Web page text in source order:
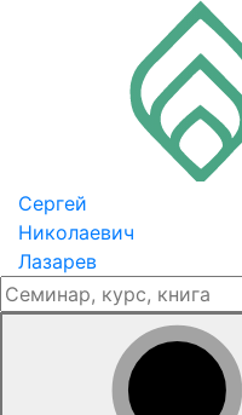
Сергей
Николаевич
Лазарев